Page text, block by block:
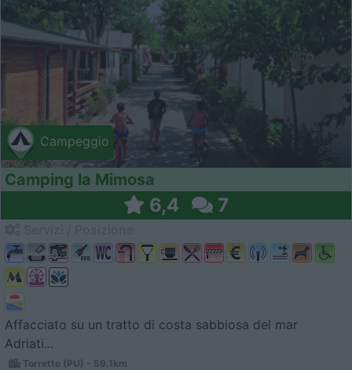
Campeggio
Camping la Mimosa
6,4 7
Affacciato su un tratto di costa sabbiosa del mar
Adriati...
Torrette (PU) - 59.1km